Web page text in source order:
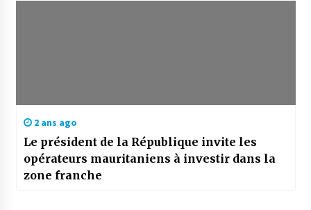
2 ans ago
Le président de la République invite les
opérateurs mauritaniens à investir dans la
zone franche